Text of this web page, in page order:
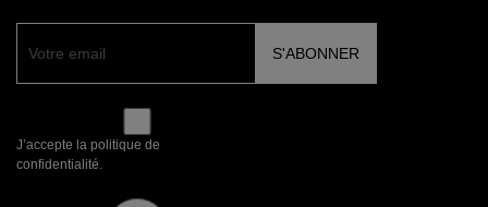
J’accepte la politique de
confidentialité.